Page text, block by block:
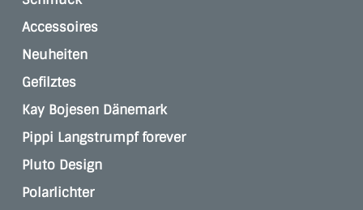
Accessoires
Neuheiten
Gefilztes
Kay Bojesen Dänemark
Pippi Langstrumpf forever
Pluto Design
Polarlichter